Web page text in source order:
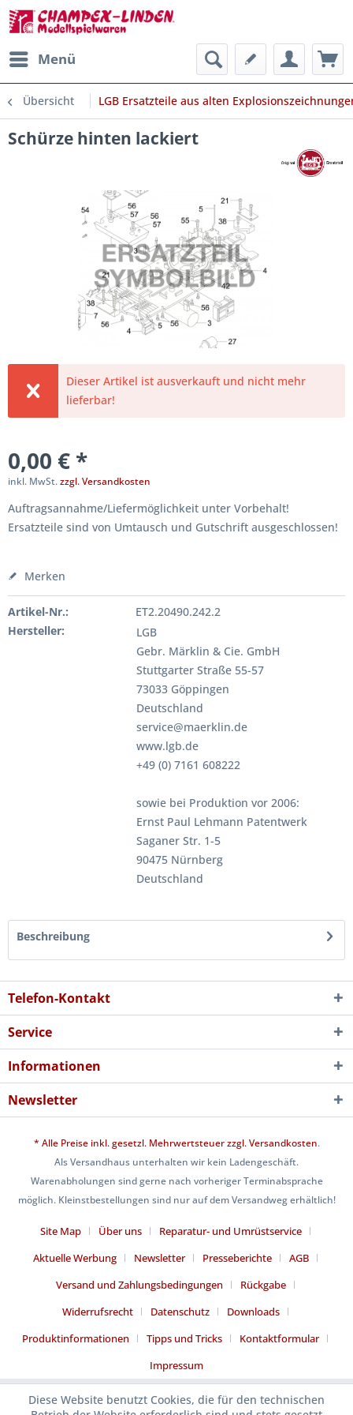
Menü
Übersicht LGB Ersatzteile aus alten
Schürze hinten lackiert
Dieser Artikel ist ausverkauft und nicht mehr
lieferbar!
0,00 € *
inkl. MwSt.zzgl. Versandkosten
Auftragsannahme/Liefermöglichkeit unter Vorbehalt!
Ersatzteile sind von Umtausch und Gutschrift ausgeschlossen!
Merken
Artikel-Nr.:
ET2.20490.242.2
Hersteller:
LGB
Gebr. Märklin & Cie. GmbH
Stuttgarter Straße 55-57
73033 Göppingen
Deutschland
service@maerklin.de
www.lgb.de
+49 (0) 7161 608222
sowie bei Produktion vor 2006:
Ernst Paul Lehmann Patentwerk
Saganer Str. 1-5
90475 Nürnberg
Deutschland
Beschreibung
Telefon-Kontakt
Service
Informationen
Newsletter
* Alle Preise inkl. gesetzl. Mehrwertsteuer zzgl.Versandkosten.
Als Versandhaus unterhalten wir kein Ladengeschäft.
Warenabholungen sind gerne nach vorheriger Terminabsprache
möglich. Kleinstbestellungen sind nur auf dem Versandweg erhältlich!
Site Map Über uns
Reparatur- und Umrüstservice
Aktuelle Werbung
Newsletter Presseberichte
AGB
Versand und Zahlungsbedingungen
Rückgabe
Widerrufsrecht
Datenschutz
Downloads
Produktinformationen
Tipps und Tricks
Kontaktformular
Impressum
Diese Website benutzt Cookies, die für den technischen